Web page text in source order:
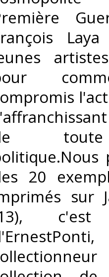
toute
20
sur
c'est